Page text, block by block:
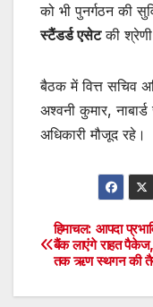
को भी पुनर्गठन की
स्टैंडर्ड एसेटकी
बैठक में वित्त सचिव
अश्वनी कुमार,
अधिकारी मौजूद रहे।
Post
हिमाचल: आपदा
बैंक लाएंगे राहत
तक ऋण स्थगन की